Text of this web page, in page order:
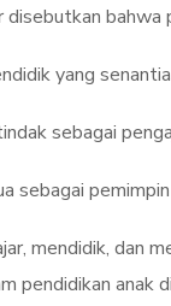
bahwa
yang
sebagai
sebagai
mendidik,
pendidikan anak